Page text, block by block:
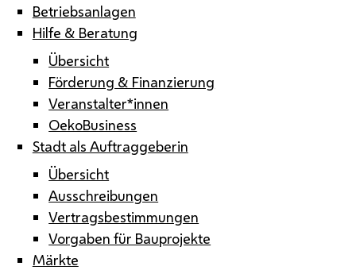
Betriebsanlagen
Hilfe & Beratung
Übersicht
Förderung & Finanzierung
Veranstalter*innen
OekoBusiness
Stadt als Auftraggeberin
Übersicht
Ausschreibungen
Vertragsbestimmungen
Vorgaben für Bauprojekte
Märkte